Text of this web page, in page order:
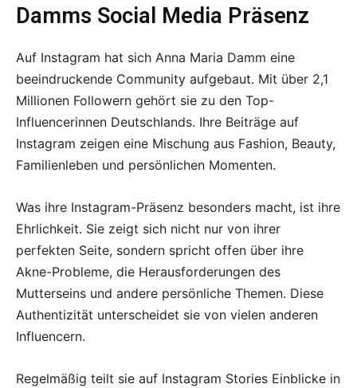
Damms Social Media Präsenz
Auf Instagram hat sich Anna Maria Damm eine
beeindruckende Community aufgebaut. Mit über 2,1
Millionen Followern gehört sie zu den Top-
Influencerinnen Deutschlands. Ihre Beiträge auf
Instagram zeigen eine Mischung aus Fashion, Beauty,
Familienleben und persönlichen Momenten.
Was ihre Instagram-Präsenz besonders macht, ist ihre
Ehrlichkeit. Sie zeigt sich nicht nur von ihrer
perfekten Seite, sondern spricht offen über ihre
Akne-Probleme, die Herausforderungen des
Mutterseins und andere persönliche Themen. Diese
Authentizität unterscheidet sie von vielen anderen
Influencern.
Regelmäßig teilt sie auf Instagram Stories Einblicke in